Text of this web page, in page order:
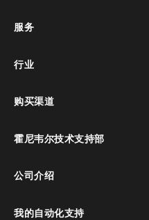
服务
行业
购买渠道
霍尼韦尔技术支持部
公司介绍
我的自动化支持